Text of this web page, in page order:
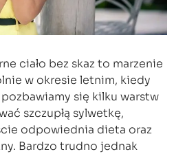
ciało bez skaz to marzenie
w okresie letnim, kiedy
się kilku warstw
szczupłą sylwetkę,
odpowiednia dieta oraz
Bardzo trudno jednak